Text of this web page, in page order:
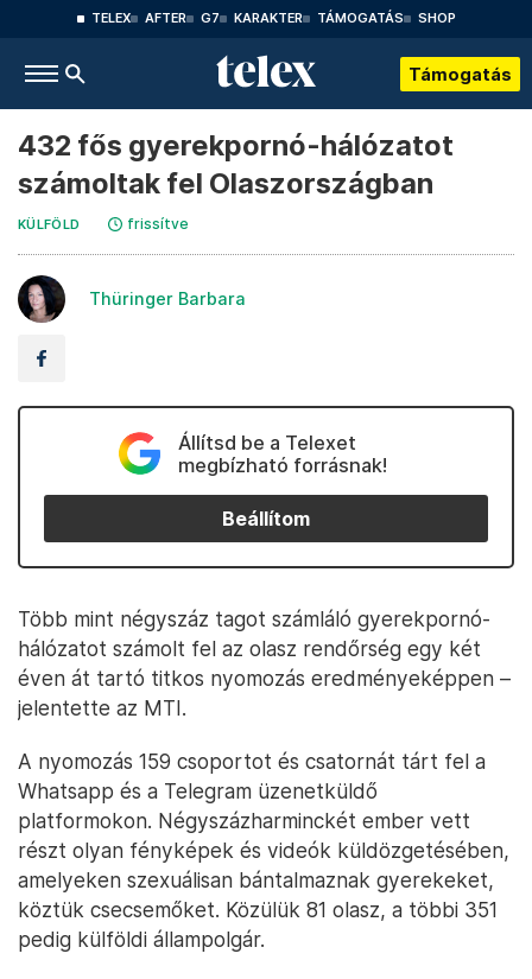
TELEX AFTER G7 KARAKTER TÁMOGATÁS SHOP
Támogatás
432 fős gyerekpornó-hálózatot
számoltak fel Olaszországban
KÜLFÖLD frissítve
Thüringer Barbara
Állítsd be a Telexet
megbízható forrásnak!
Beállítom
Több mint négyszáz tagot számláló gyerekpornó-
hálózatot számolt fel az olasz rendőrség egy két
éven át tartó titkos nyomozás eredményeképpen –
jelentette az MTI.
A nyomozás 159 csoportot és csatornát tárt fel a
Whatsapp és a Telegram üzenetküldő
platformokon. Négyszázharminckét ember vett
részt olyan fényképek és videók küldözgetésében,
amelyeken szexuálisan bántalmaznak gyerekeket,
köztük csecsemőket. Közülük 81 olasz, a többi 351
pedig külföldi állampolgár.